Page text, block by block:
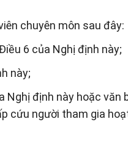
chuyên môn sau đây:
6 của Nghị định này;
này;
Nghị định này hoặc văn
cứu người tham gia